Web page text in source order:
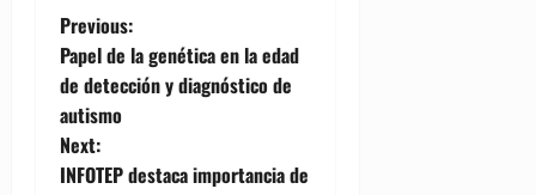
P
o
s
Previous:
Papel de la genética en la edad
de detección y diagnóstico de
autismo
Next:
INFOTEP destaca importancia de